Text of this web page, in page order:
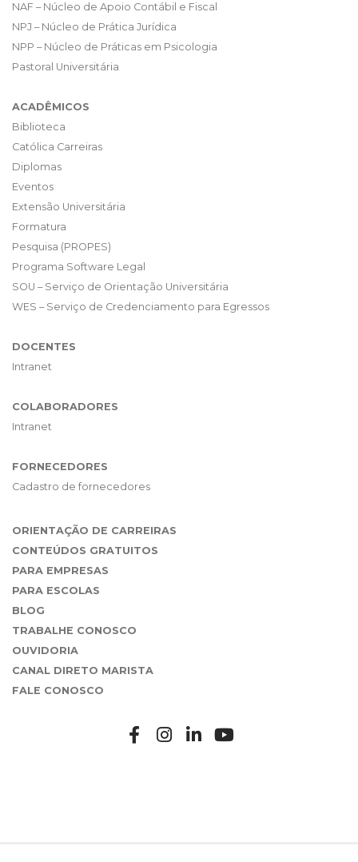
NAF – Núcleo de Apoio Contábil e Fiscal
NPJ – Núcleo de Prática Jurídica
NPP – Núcleo de Práticas em Psicologia
Pastoral Universitária
ACADÊMICOS
Biblioteca
Católica Carreiras
Diplomas
Eventos
Extensão Universitária
Formatura
Pesquisa (PROPES)
Programa Software Legal
SOU – Serviço de Orientação Universitária
WES – Serviço de Credenciamento para Egressos
DOCENTES
Intranet
COLABORADORES
Intranet
FORNECEDORES
Cadastro de fornecedores
ORIENTAÇÃO DE CARREIRAS
CONTEÚDOS GRATUITOS
PARA EMPRESAS
PARA ESCOLAS
BLOG
TRABALHE CONOSCO
OUVIDORIA
CANAL DIRETO MARISTA
FALE CONOSCO